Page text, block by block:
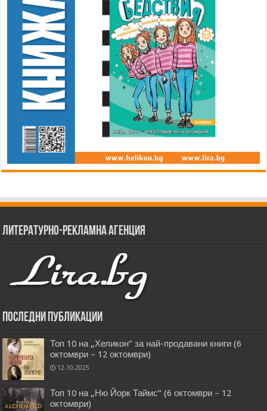
Литературно-рекламна агенция
Последни публикации
Топ 10 на „Хеликон” за най-продавани книги (6
октомври – 12 октомври)
12.10.2025
Топ 10 на „Ню Йорк Таймс” (6 октомври – 12
октомври)